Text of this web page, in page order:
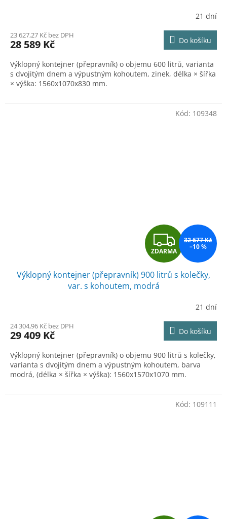
M
A
21 dní
23 627,27 Kč bez DPH
28 589 Kč Do košíku
Výklopný kontejner (přepravník) o objemu 600 litrů, varianta
s dvojitým dnem a výpustným kohoutem, zinek, délka × šířka
× výška: 1560x1070x830 mm.
Z
D
A
M
A
ZDARMA
32 677 Kč
–10 %
Výklopný kontejner (přepravník) 900 litrů s kolečky,
var. s kohoutem, modrá
21 dní
24 304,96 Kč bez DPH
29 409 Kč Do košíku
Výklopný kontejner (přepravník) o objemu 900 litrů s kolečky,
varianta s dvojitým dnem a výpustným kohoutem, barva
modrá, (délka × šířka × výška): 1560x1570x1070 mm.
Kód: 109348
Kód: 109111